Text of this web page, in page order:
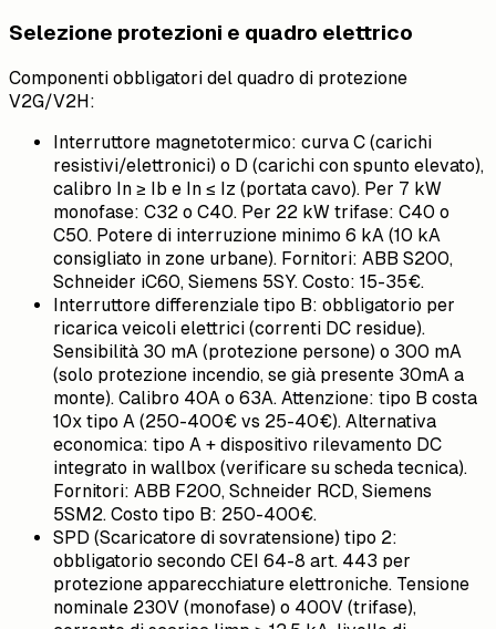
Selezione protezioni e quadro elettrico
Componenti obbligatori del quadro di protezione
V2G/V2H:
Interruttore magnetotermico: curva C (carichi
resistivi/elettronici) o D (carichi con spunto elevato),
calibro In ≥ Ib e In ≤ Iz (portata cavo). Per 7 kW
monofase: C32 o C40. Per 22 kW trifase: C40 o
C50. Potere di interruzione minimo 6 kA (10 kA
consigliato in zone urbane). Fornitori: ABB S200,
Schneider iC60, Siemens 5SY. Costo: 15-35€.
Interruttore differenziale tipo B: obbligatorio per
ricarica veicoli elettrici (correnti DC residue).
Sensibilità 30 mA (protezione persone) o 300 mA
(solo protezione incendio, se già presente 30mA a
monte). Calibro 40A o 63A. Attenzione: tipo B costa
10x tipo A (250-400€ vs 25-40€). Alternativa
economica: tipo A + dispositivo rilevamento DC
integrato in wallbox (verificare su scheda tecnica).
Fornitori: ABB F200, Schneider RCD, Siemens
5SM2. Costo tipo B: 250-400€.
SPD (Scaricatore di sovratensione) tipo 2:
obbligatorio secondo CEI 64-8 art. 443 per
protezione apparecchiature elettroniche. Tensione
nominale 230V (monofase) o 400V (trifase),